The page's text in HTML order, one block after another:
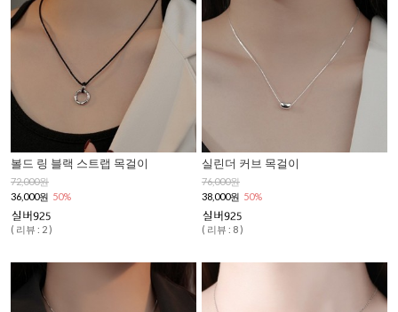
볼드 링 블랙 스트랩 목걸이
72,000원
36,000원 50%
( 리뷰 : 2 )
실린더 커브 목걸이
76,000원
38,000원 50%
( 리뷰 : 8 )